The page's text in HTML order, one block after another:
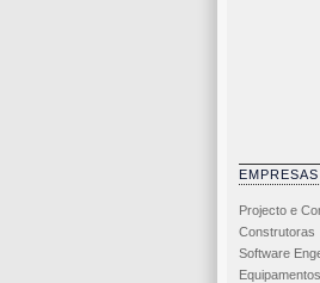
EMPRESAS
Projecto e
Construtoras
Software